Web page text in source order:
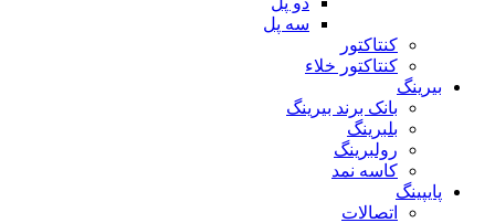
سه پل
کنتاکتور
کنتاکتور خلاء
بیرینگ
بانک برند بیرینگ
بلبرینگ
رولبرینگ
کاسه نمد
پایپینگ
اتصالات